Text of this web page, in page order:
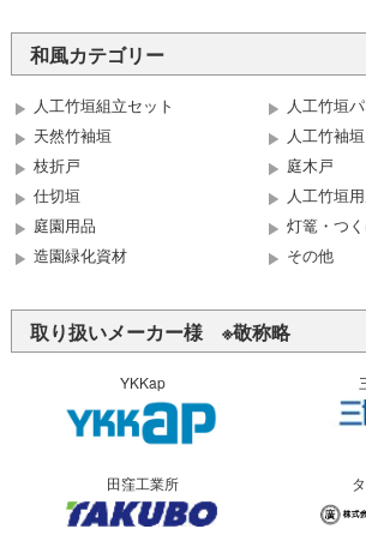
和風カテゴリー
人工竹垣組立セット
人工竹垣
天然竹袖垣
人工竹袖垣
枝折戸
庭木戸
仕切垣
人工竹垣
庭園用品
灯篭・つ
造園緑化資材
その他
取り扱いメーカー様 ※敬称略
YKKap
田窪工業所